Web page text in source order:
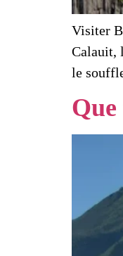
Visiter
Calauit,
le